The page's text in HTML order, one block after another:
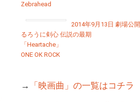
Zebrahead
2014年9月13日 劇場公開
るろうに剣心 伝説の最期
「Heartache」
ONE OK ROCK
→ 「映画曲」の一覧はコチラ